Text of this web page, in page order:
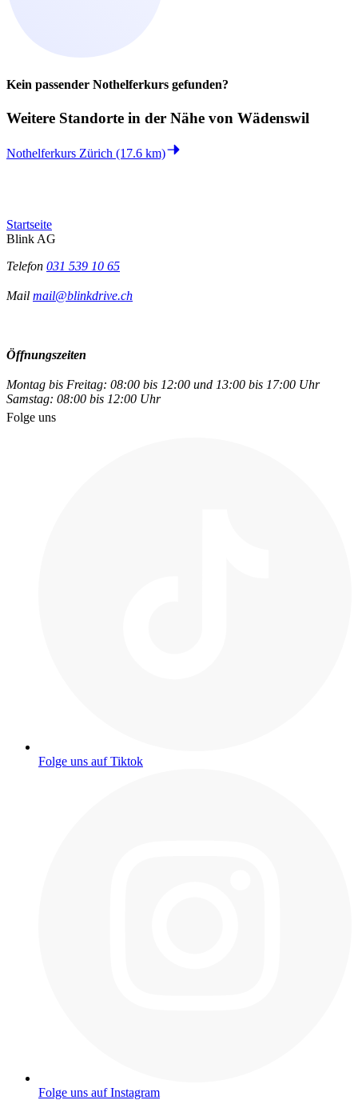
Kein passender Nothelferkurs gefunden?
Weitere Standorte in der Nähe von Wädenswil
Nothelferkurs Zürich (17.6 km)
Startseite
Blink AG
Telefon 031 539 10 65
Mail mail@blinkdrive.ch
Öffnungszeiten
Montag bis Freitag: 08:00 bis 12:00 und 13:00 bis 17:00 Uhr
Samstag: 08:00 bis 12:00 Uhr
Folge uns
Folge uns auf Tiktok
Folge uns auf Instagram